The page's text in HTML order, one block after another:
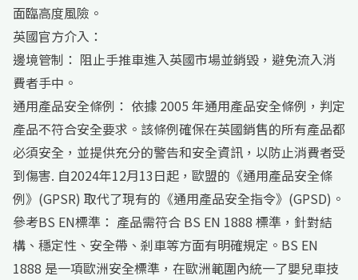
面臨高度風險。
英國官方介入：
邊境管制： 阻止手推車進入英國市場並銷毀，避免流入消
費者手中。
通用產品安全條例： 依據 2005 年通用產品安全條例，判定
產品不符合安全要求。該條例確保在英國銷售的所有產品都
必須安全，並提供充分的警告和安全資訊，以防止消費者受
到傷害. 自2024年12月13日起，歐盟的《通用產品安全條
例》(GPSR) 取代了現有的《通用產品安全指令》(GPSD)。
參考BS EN標準： 產品需符合 BS EN 1888 標準，針對結
構、穩定性、安全帶、剎車等方面有明確規定。BS EN
1888 是一項歐洲安全標準，在歐洲範圍內統一了嬰兒車技